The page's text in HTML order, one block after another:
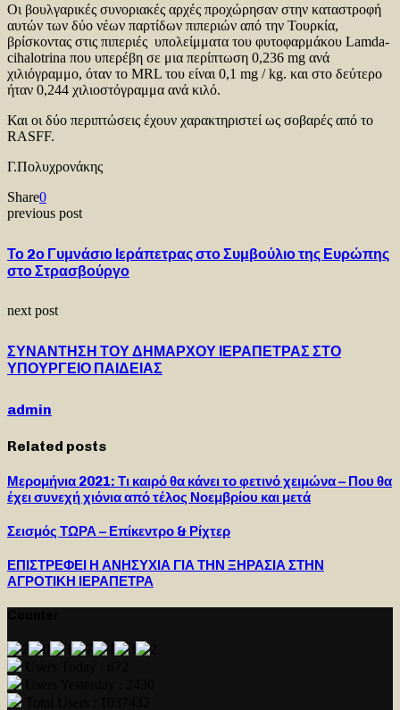
Οι βουλγαρικές συνοριακές αρχές προχώρησαν στην καταστροφή
αυτών των δύο νέων παρτίδων πιπεριών από την Τουρκία,
βρίσκοντας στις πιπεριές υπολείμματα του φυτοφαρμάκου Lamda-
cihalotrina που υπερέβη σε μια περίπτωση 0,236 mg ανά
χιλιόγραμμο, όταν το MRL του είναι 0,1 mg / kg. και στο δεύτερο
ήταν 0,244 χιλιοστόγραμμα ανά κιλό.
Και οι δύο περιπτώσεις έχουν χαρακτηριστεί ως σοβαρές από το
RASFF.
Γ.Πολυχρονάκης
Share0
previous post
Το 2ο Γυμνάσιο Ιεράπετρας στο Συμβούλιο της Ευρώπης
στο Στρασβούργο
next post
ΣΥΝΑΝΤΗΣΗ ΤΟΥ ΔΗΜΑΡΧΟΥ ΙΕΡΑΠΕΤΡΑΣ ΣΤΟ
ΥΠΟΥΡΓΕΙΟ ΠΑΙΔΕΙΑΣ
admin
Related posts
Μερομήνια 2021: Τι καιρό θα κάνει το φετινό χειμώνα – Που θα
έχει συνεχή χιόνια από τέλος Νοεμβρίου και μετά
Σεισμός ΤΩΡΑ – Επίκεντρο & Ρίχτερ
ΕΠΙΣΤΡΕΦΕΙ Η ΑΝΗΣΥΧΙΑ ΓΙΑ ΤΗΝ ΞΗΡΑΣΙΑ ΣΤΗΝ
ΑΓΡΟΤΙΚΗ ΙΕΡΑΠΕΤΡΑ